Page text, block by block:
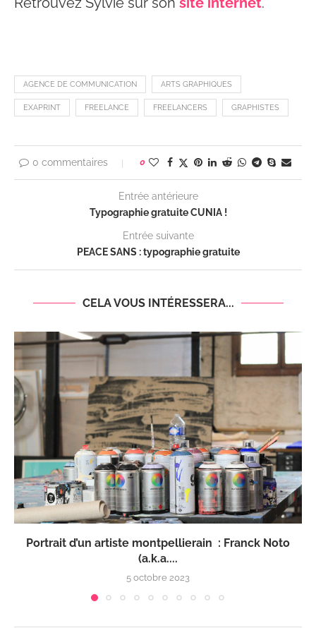
AGENCE DE COMMUNICATION ARTS GRAPHIQUES
EXAPRINT FREELANCE FREELANCERS GRAPHISTES
0 commentaires 0
Entrée antérieure
Typographie gratuite CUNIA !
Entrée suivante
PEACE SANS : typographie gratuite
CELA VOUS INTÉRESSERA...
Portrait d’un artiste montpellierain : Franck Noto
(a.k.a....
5 octobre 2023